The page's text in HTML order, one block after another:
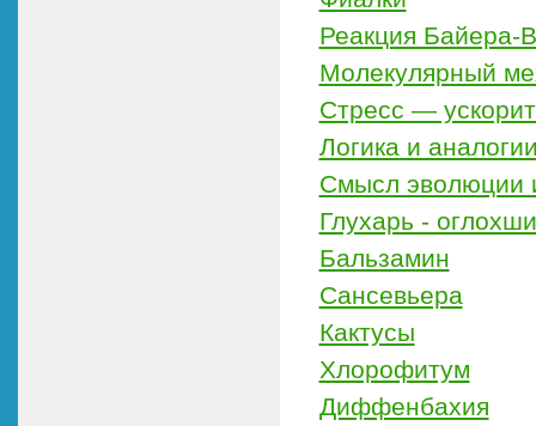
Реакция Байера-
Молекулярный
Стресс —
Логика и
Смысл эволюции
Глухарь -
Бальзамин
Сансевьера
Кактусы
Хлорофитум
Диффенбахия